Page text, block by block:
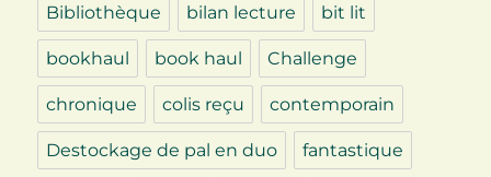
Bibliothèque bilan lecture bit lit
bookhaul book haul Challenge
chronique colis reçu contemporain
Destockage de pal en duo fantastique